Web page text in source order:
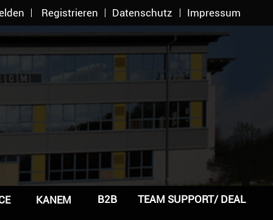
Registrieren Datenschutz Impressum
KANEM B2B TEAM SUPPORT/ DEAL